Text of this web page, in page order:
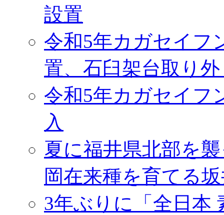
設置
令和5年カガセイフ
置、石臼架台取り
令和5年カガセイフ
入
夏に福井県北部を
岡在来種を育てる
3年ぶりに「全日本